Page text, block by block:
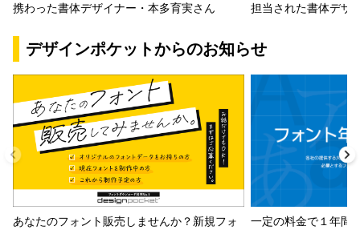
携わった書体デザイナー・本多育実さん
担当された書体デザ
デザインポケットからのお知らせ
あなたのフォント販売しませんか？新規フォ
一定の料金で１年間